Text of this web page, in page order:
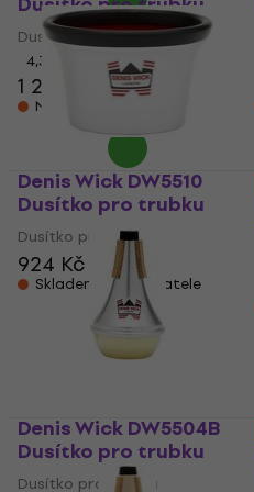
Dusítko pro trubku
4,3
1 299 Kč
Na cestě
Denis Wick DW5510
Dusítko pro trubku
Dusítko pro trubku
924 Kč 934 Kč
Skladem u dodavatele
Denis Wick DW5504B
Dusítko pro trubku
Dusítko pro trubku